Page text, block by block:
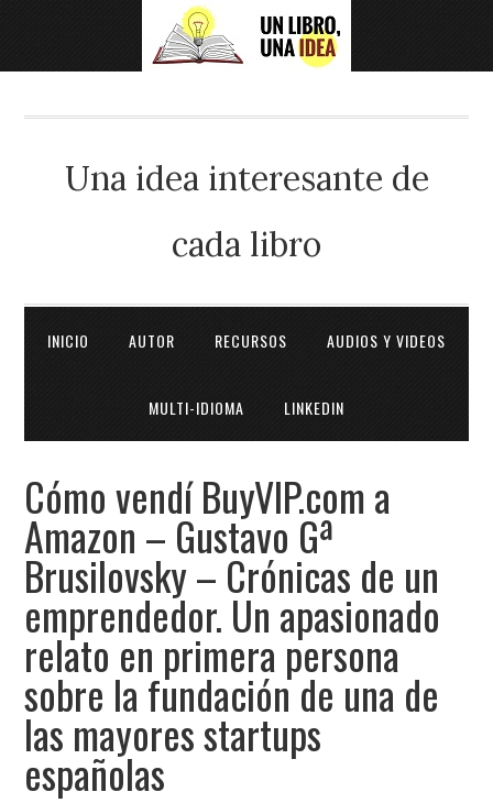
Una idea interesante de
cada libro
INICIO AUTOR RECURSOS AUDIOS Y VIDEOS
MULTI-IDIOMA LINKEDIN
Cómo vendí BuyVIP.com a
Amazon – Gustavo Gª
Brusilovsky – Crónicas de un
emprendedor. Un apasionado
relato en primera persona
sobre la fundación de una de
las mayores startups
españolas